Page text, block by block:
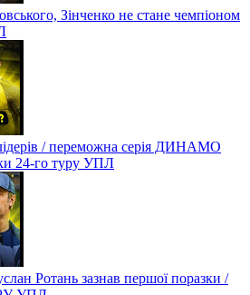
Зінченко не стане чемпіоном
/ переможна серія ДИНАМО
24-го туру УПЛ
Ротань зазнав першої поразки /